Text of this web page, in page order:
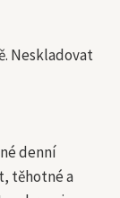
Neskladovat
denní
těhotné a